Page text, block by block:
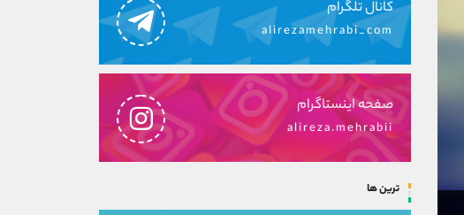
کانال تلگرام
alirezamehrabi_com
صفحه اینستاگرام
alireza.mehrabii
ترین ها